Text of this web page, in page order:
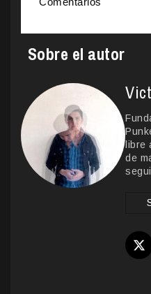
Sobre el autor
libre
de